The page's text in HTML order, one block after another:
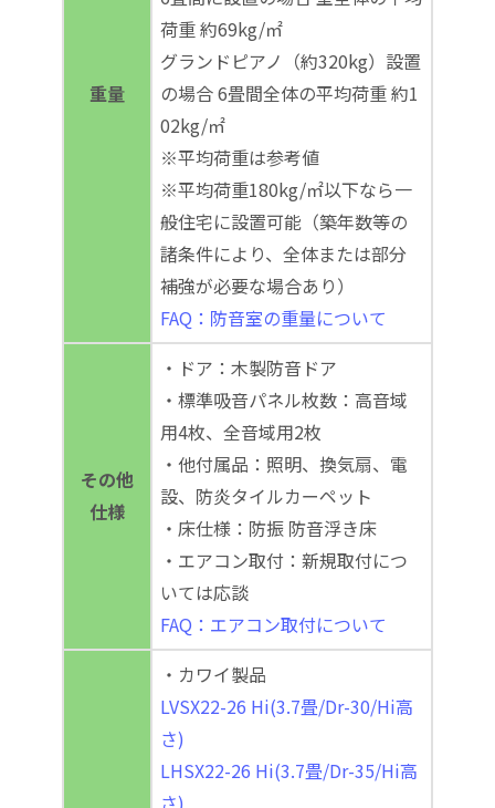
重量
荷重 約69kg/㎡
グランドピアノ（約320kg）設置
の場合 6畳間全体の平均荷重 約1
02kg/㎡
※平均荷重は参考値
※平均荷重180kg/㎡以下なら一
般住宅に設置可能（築年数等の
諸条件により、全体または部分
補強が必要な場合あり）
FAQ：防音室の重量について
その他
仕様
・ドア：木製防音ドア
・標準吸音パネル枚数：高音域
用4枚、全音域用2枚
・他付属品：照明、換気扇、電
設、防炎タイルカーペット
・床仕様：防振 防音浮き床
・エアコン取付：新規取付につ
いては応談
FAQ：エアコン取付について
・カワイ製品
LVSX22-26 Hi(3.7畳/Dr-30/Hi高
さ)
LHSX22-26 Hi(3.7畳/Dr-35/Hi高
さ)